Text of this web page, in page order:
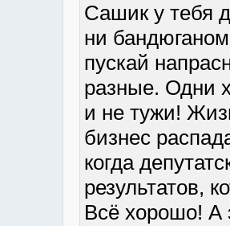
Сашик у тебя
ни
пускай
разные. Одни
и не тужи!
бизнес
когда
результатов,
Всё хорошо! А